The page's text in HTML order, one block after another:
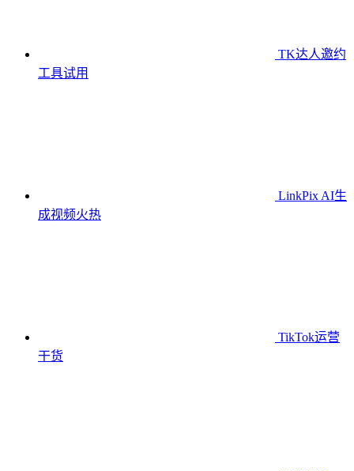
TK达人邀约
工具试用
LinkPix AI生
成视频火热
TikTok运营
干货